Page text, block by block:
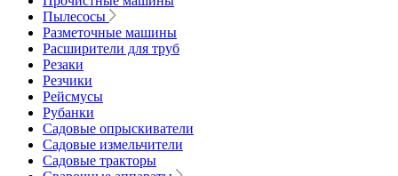
Пылесосы
Разметочные машины
Расширители для труб
Резаки
Резчики
Рейсмусы
Рубанки
Садовые опрыскиватели
Садовые измельчители
Садовые тракторы